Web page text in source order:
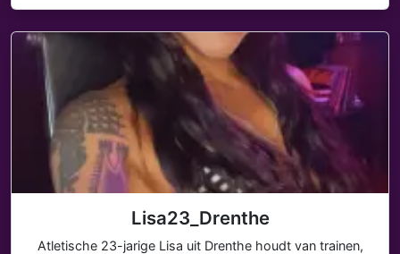
Lisa23_Drenthe
Atletische 23-jarige Lisa uit Drenthe houdt van trainen,